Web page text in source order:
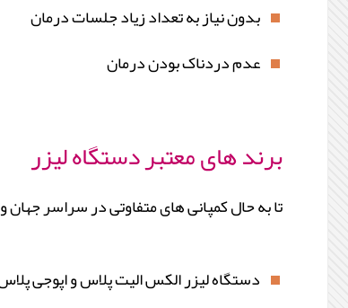
بدون نیاز به تعداد زياد جلسات درمان
عدم دردناک بودن درمان
برند های معتبر دستگاه لیزر
تا به حال کمپانی های متفاوتی در سراسر جهان
دستگاه لیزر الکس الیت پلاس و اپوجی